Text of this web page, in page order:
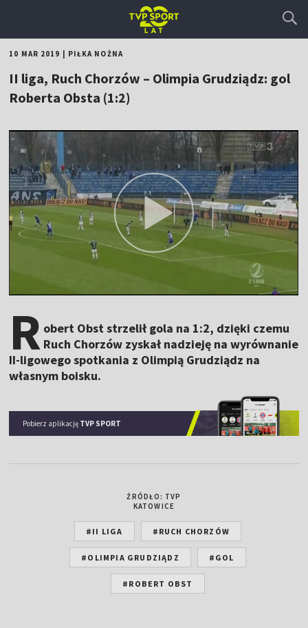
10 MAR 2019 PIŁKA NOŻNA
II liga, Ruch Chorzów – Olimpia Grudziądz: gol
Roberta Obsta (1:2)
R obert Obst strzelił gola na 1:2, dzięki czemu
Ruch Chorzów zyskał nadzieję na wyrównanie
II-ligowego spotkania z Olimpią Grudziądz na
własnym boisku.
Pobierz aplikację TVP SPORT
ŹRÓDŁO: TVP
KATOWICE
#II LIGA #RUCH CHORZÓW
#OLIMPIA GRUDZIĄDZ #GOL
#ROBERT OBST